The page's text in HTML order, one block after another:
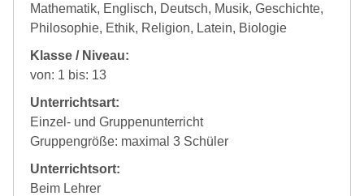
Mathematik, Englisch, Deutsch, Musik, Geschichte,
Philosophie, Ethik, Religion, Latein, Biologie
Klasse / Niveau:
von: 1 bis: 13
Unterrichtsart:
Einzel- und Gruppenunterricht
Gruppengröße: maximal 3 Schüler
Unterrichtsort:
Beim Lehrer